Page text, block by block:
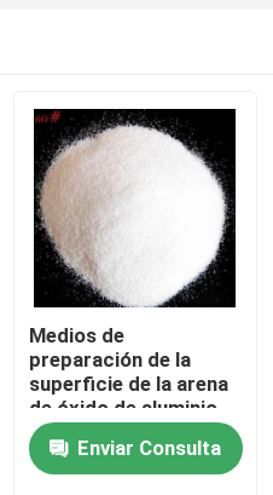
Medios de
preparación de la
superficie de la arena
de óxido de aluminio
blanco
Enviar Consulta